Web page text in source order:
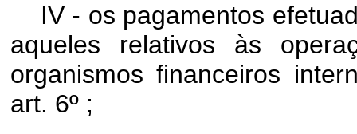
IV - os pagamentos
aqueles relativos às
organismos financeiros
art. 6º ;